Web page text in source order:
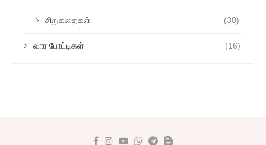
சிறுகதைகள் (30)
வார போட்டிகள் (16)